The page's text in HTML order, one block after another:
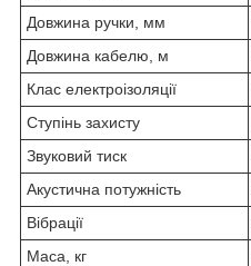
Довжина ручки, мм
Довжина кабелю, м
Клас електроізоляції
Ступінь захисту
Звуковий тиск
Акустична потужність
Вібрації
Маса, кг